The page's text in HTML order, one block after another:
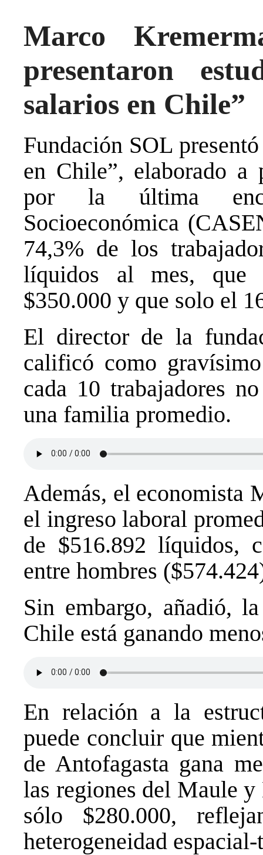
Marco
presentaron
salarios en Chile”
Fundación SOL
en Chile”, elaborado a
por la última
Socioeconómica
74,3% de los
líquidos al mes, que
$350.000 y que solo el
El director de la
calificó como
cada 10 trabajadores
una familia promedio.
Además, el economista
el ingreso laboral
de $516.892 líquidos,
entre hombres
Sin embargo, añadió,
Chile está ganando
En relación a la
puede concluir que
de Antofagasta gana
las regiones del Maule
sólo $280.000,
heterogeneidad